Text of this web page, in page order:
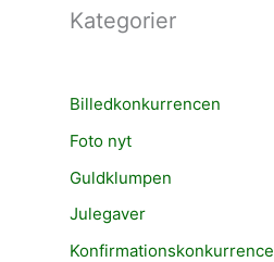
Kategorier
Billedkonkurrencen
Foto nyt
Guldklumpen
Julegaver
Konfirmationskonkurrence